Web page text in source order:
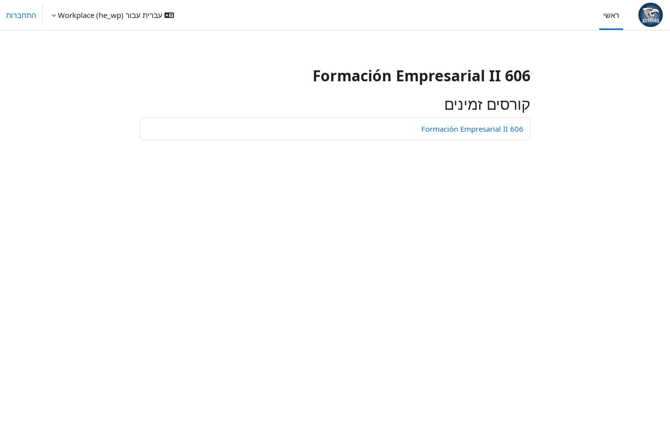
דילוג לתוכן ראשי ראשי עברית עבור Workplace ‎(he_wp)‎ התחברות
Formación Empresarial II 606
קורסים זמינים
Formación Empresarial II 606